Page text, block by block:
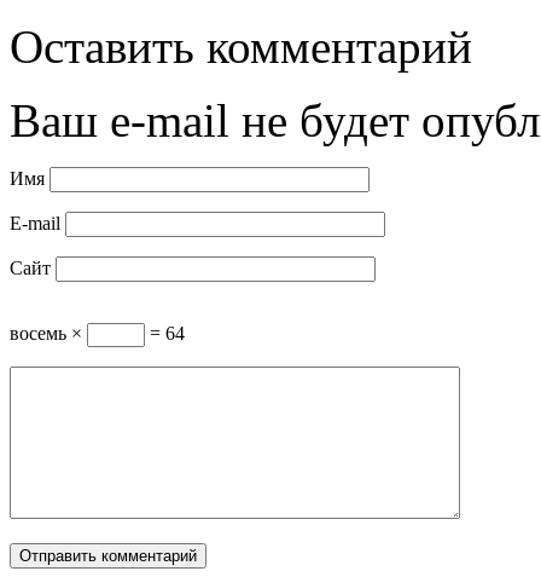
Оставить комментарий
Ваш e-mail не будет
Имя
E-mail
Сайт
восемь × = 64